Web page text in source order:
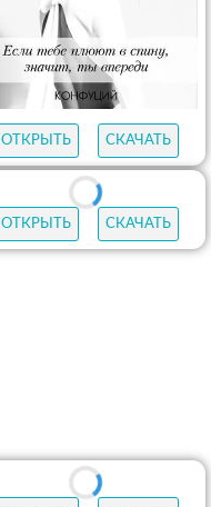
ОТКРЫТЬ СКАЧАТЬ